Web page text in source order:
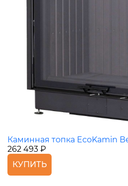
Каминная топка EcoKamin
262 493 ₽
КУПИТЬ